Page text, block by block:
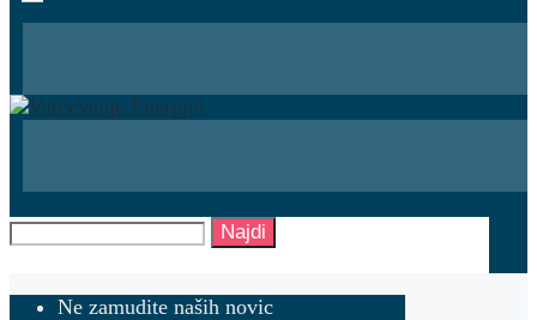
Najdi
Ne zamudite naših novic